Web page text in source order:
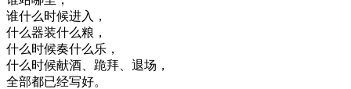
谁什么时候进入，
什么器装什么粮，
什么时候奏什么乐，
什么时候献酒、跪拜、退场，
全部都已经写好。